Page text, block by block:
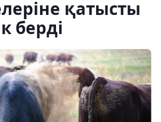
қатысты
берді